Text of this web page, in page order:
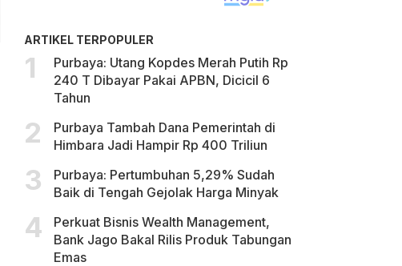
ARTIKEL TERPOPULER
Purbaya: Utang Kopdes Merah Putih Rp
240 T Dibayar Pakai APBN, Dicicil 6
Tahun
Purbaya Tambah Dana Pemerintah di
Himbara Jadi Hampir Rp 400 Triliun
Purbaya: Pertumbuhan 5,29% Sudah
Baik di Tengah Gejolak Harga Minyak
Perkuat Bisnis Wealth Management,
Bank Jago Bakal Rilis Produk Tabungan
Emas